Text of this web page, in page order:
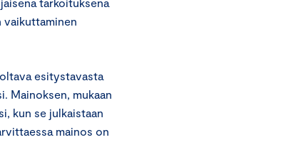
esitystavasta
Mainoksen, mukaan
kun se julkaistaan
mainos on